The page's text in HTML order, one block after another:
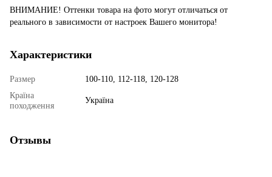
ВНИМАНИЕ! Оттенки товара на фото могут отличаться от
реального в зависимости от настроек Вашего монитора!
Характеристики
Размер
100-110, 112-118, 120-128
Країна
походження
Україна
Отзывы